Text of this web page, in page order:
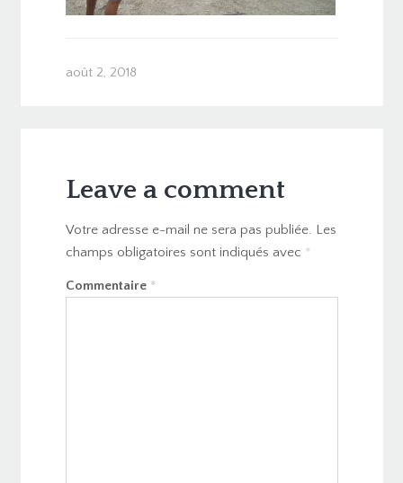
août 2, 2018
Leave a comment
Votre adresse e-mail ne sera pas publiée. Les
champs obligatoires sont indiqués avec *
Commentaire *